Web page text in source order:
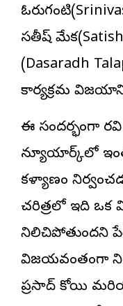
సతీష్
(Dasaradh
కార్యక్రమ
ఈ సందర్భంగా
న్యూయార్క్‌లో
కళ్యాణం
చరిత్రలో ఇది ఒక
నిలిచిపోతుందని
విజయవంతంగా
ప్రసాద్ కోయి